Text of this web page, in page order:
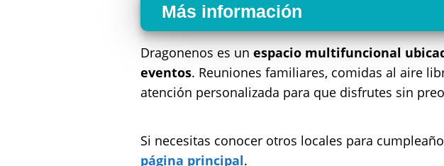
Más información
Dragonenos es un espacio multifuncional
eventos. Reuniones familiares, comidas al aire
atención personalizada para que disfrutes sin
Si necesitas conocer otros locales para
página principal.